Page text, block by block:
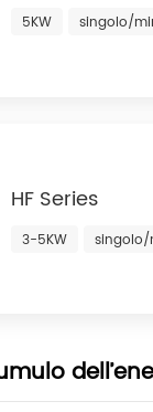
5KW singolo/
HF Series
3-5KW